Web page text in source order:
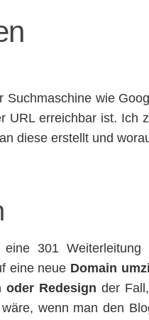
Suchmaschine wie
URL erreichbar ist. Ich
diese erstellt und
eine 301
eine neue Domain
oder Redesign der
wenn man den